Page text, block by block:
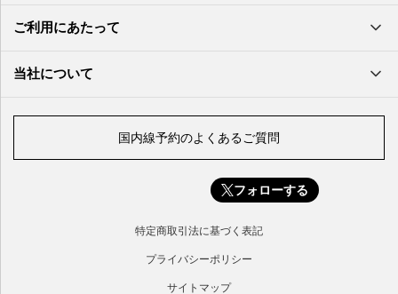
奄美大島空港
徳之島空港
喜界島空港
多良間空港
ご利用にあたって
当社について
国内線予約のよくあるご質問
フォローする
特定商取引法に基づく表記
プライバシーポリシー
サイトマップ